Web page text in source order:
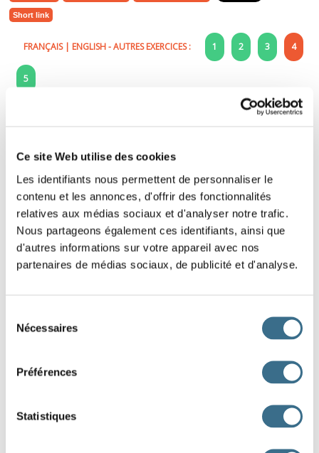
Ce site Web utilise des cookies
Les identifiants nous permettent de personnaliser le
contenu et les annonces, d'offrir des fonctionnalités
relatives aux médias sociaux et d'analyser notre trafic.
Nous partageons également ces identifiants, ainsi que
d'autres informations sur votre appareil avec nos
partenaires de médias sociaux, de publicité et d'analyse.
Nécessaires
Préférences
Statistiques
Short link
FRANÇAIS| ENGLISH- AUTRES EXERCICES : 1 2 3 4
5
Sort its numbers in ascending order. Slide the
purple labels in the right order.
54874 65415 8764 14874 14541
DONE!